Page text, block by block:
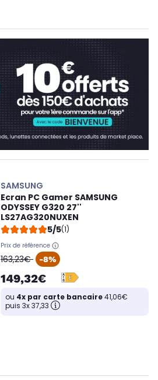
SAMSUNG
Ecran PC Gamer SAMSUNG
ODYSSEY G320 27''
LS27AG320NUXEN
5/5(1)
Prix de référence
oldPrice
163,23€ -8%
149,32€
ou 4x par carte bancaire41,06€
puis 3x 37,33